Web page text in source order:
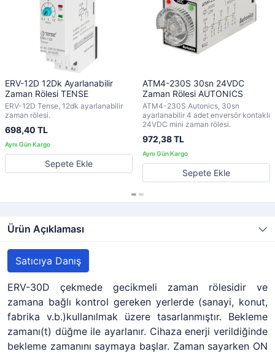
ERV-12D 12Dk Ayarlanabilir
Zaman Rölesi TENSE
ERV-12D Tense, 12dk ayarlanabilir
zaman rölesi.
698,40 TL
Sepete Ekle
ATM4-230S 30sn 24VDC
Zaman Rölesi AUTONICS
ATM4-230S Autonics, 30sn
ayarlanabilir 4 adet enversör kontaklı
24VDC mini zaman rölesi.
972,38 TL
Sepete Ekle
Ürün Açıklaması
Satıcıya Danış
ERV-30D çekmede gecikmeli zaman rölesidir ve
zamana bağlı kontrol gereken yerlerde (sanayi, konut,
fabrika v.b.)kullanılmak üzere tasarlanmıştır. Bekleme
zamanı(t) düğme ile ayarlanır. Cihaza enerji verildiğinde
bekleme zamanını saymaya başlar. Zaman sayarken ON